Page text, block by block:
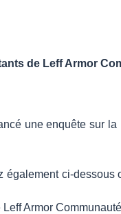
de Leff Armor
une enquête sur
également ci-
Armor